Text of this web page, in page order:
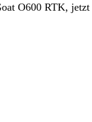
O600 RTK,